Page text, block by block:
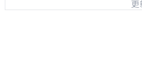
更